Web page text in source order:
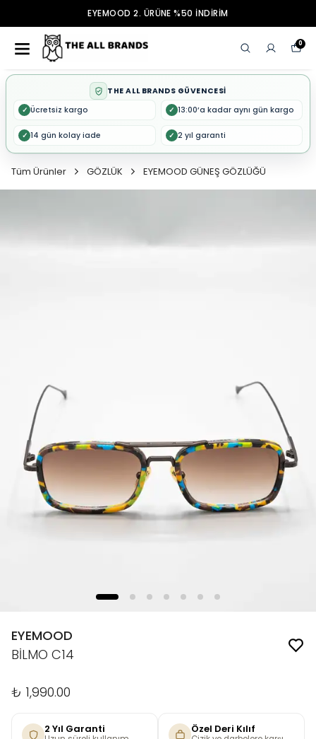
EYEMOOD 2. ÜRÜNE %50 İNDİRİM
0
THE ALL BRANDS GÜVENCESİ
✓ Ücretsiz kargo ✓ 13:00’a kadar aynı gün kargo
✓ 14 gün kolay iade ✓ 2 yıl garanti
Tüm Ürünler GÖZLÜK EYEMOOD GÜNEŞ GÖZLÜĞÜ
EYEMOOD
BİLMO C14
₺ 1,990.00
2 Yıl Garanti Özel Deri Kılıf